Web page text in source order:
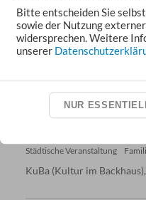
16.06.2026 09:30 - 11:00
KRABBELGRUPPE
Städtische Veranstaltung
Info und Anmeldung unter
16.06.2026 15:15 - 18:30
Städtische Veranstaltung
KuBa (Kultur im
Bitte entscheiden Sie
sowie der Nutzung
widersprechen. Weitere
unserer
NUR